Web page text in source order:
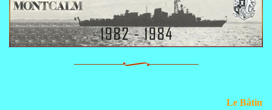
Le